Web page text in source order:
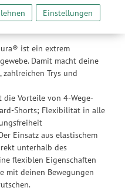
sowie Funktionalitäten
stetig zu verbessern. Dabei
und Werbepartner
erfolgt ausschließlich zum
Inhalten und der
Reichweitenmessungen,
Werbung.
den Drittanbietern
unter Einstellungen. Diese
unserer Website nicht
wird. Sie können Ihre
lediglich für bestimmte
für die Zukunft widerrufen.
Einstellungen
Boden hast. Außerdem
einem harten Tag weniger
ist ein extrem
Damit macht deine
Trys und
die Vorteile von 4-Wege-
Shorts; Flexibilität in alle
Einsatz aus elastischem
unterhalb des
flexiblen Eigenschaften
mit deinen Bewegungen